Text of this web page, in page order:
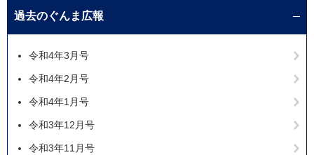
過去のぐんま広報
令和4年3月号
令和4年2月号
令和4年1月号
令和3年12月号
令和3年11月号